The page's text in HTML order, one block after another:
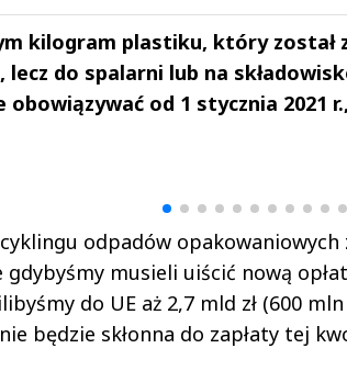
kilogram plastiku, który
lecz do spalarni lub na
obowiązywać od 1 stycznia 2021
odpadów
gdybyśmy musieli uiścić nową
do UE aż 2,7 mld zł (600
będzie skłonna do zapłaty tej